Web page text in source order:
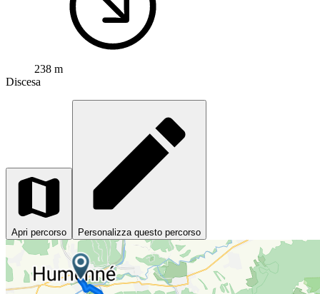
238 m
Discesa
Apri percorso Personalizza questo percorso